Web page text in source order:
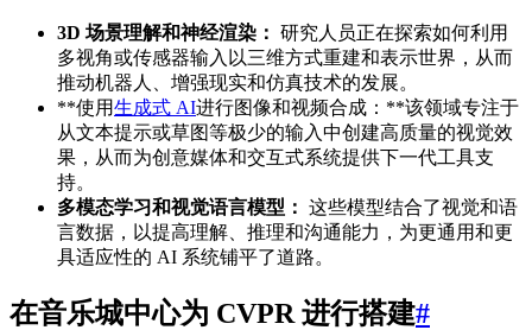
3D 场景理解和神经渲染： 研究人员正在探索如何利用
多视角或传感器输入以三维方式重建和表示世界，从而
推动机器人、增强现实和仿真技术的发展。
**使用生成式 AI进行图像和视频合成：**该领域专注于
从文本提示或草图等极少的输入中创建高质量的视觉效
果，从而为创意媒体和交互式系统提供下一代工具支
持。
多模态学习和视觉语言模型： 这些模型结合了视觉和语
言数据，以提高理解、推理和沟通能力，为更通用和更
具适应性的 AI 系统铺平了道路。
在音乐城中心为 CVPR 进行搭建#